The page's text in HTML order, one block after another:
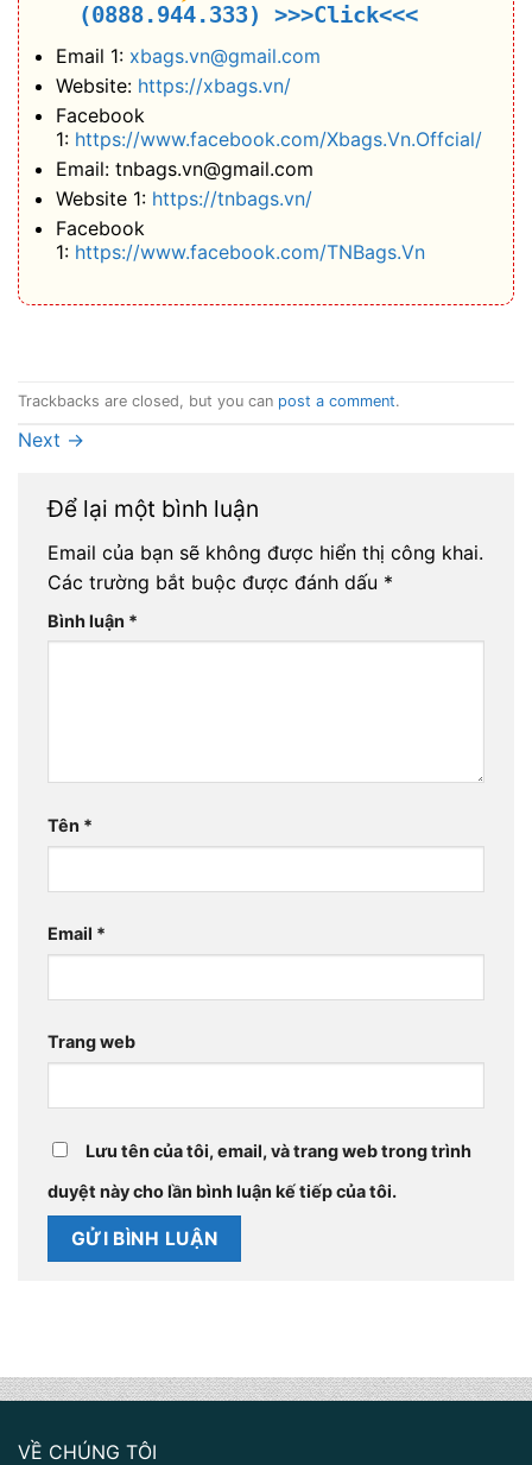
(0888.944.333) >>>Click<<<
Email 1: xbags.vn@gmail.com
Website: https://xbags.vn/
Facebook
1: https://www.facebook.com/Xbags.Vn.Offcial/
Email: tnbags.vn@gmail.com
Website 1: https://tnbags.vn/
Facebook
1: https://www.facebook.com/TNBags.Vn
Trackbacks are closed, but you can post a comment.
Next →
Để lại một bình luận
Email của bạn sẽ không được hiển thị công khai.
Các trường bắt buộc được đánh dấu *
Bình luận *
Tên *
Email *
Trang web
Lưu tên của tôi, email, và trang web trong trình
duyệt này cho lần bình luận kế tiếp của tôi.
VỀ CHÚNG TÔI